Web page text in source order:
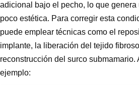
adicional bajo el pecho, lo que genera
poco estética. Para corregir esta
puede emplear técnicas como el
implante, la liberación del tejido
reconstrucción del surco submamario.
ejemplo: